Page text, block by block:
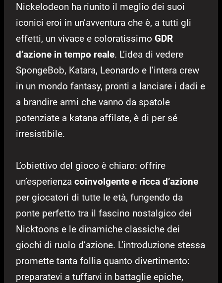
Nickelodeon ha riunito il meglio dei suoi
iconici eroi in un’avventura che è, a tutti gli
effetti, un vivace e coloratissimo GDR
d’azione in tempo reale. L’idea di vedere
SpongeBob, Katara, Leonardo e l’intera crew
in un mondo fantasy, pronti a lanciare i dadi e
a brandire armi che vanno da spatole
potenziate a katana affilate, è di per sé
irresistibile.
L’obiettivo del gioco è chiaro: offrire
un’esperienza coinvolgente e ricca d’azione
per giocatori di tutte le età, fungendo da
ponte perfetto tra il fascino nostalgico dei
Nicktoons e le dinamiche classiche dei
giochi di ruolo d’azione. L’introduzione stessa
promette tanta follia quanto divertimento:
preparatevi a tuffarvi in battaglie epiche,